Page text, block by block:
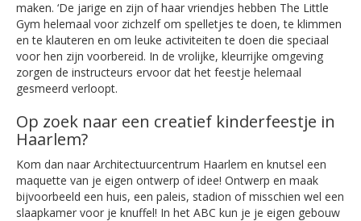
maken. ‘De jarige en zijn of haar vriendjes hebben The Little
Gym helemaal voor zichzelf om spelletjes te doen, te klimmen
en te klauteren en om leuke activiteiten te doen die speciaal
voor hen zijn voorbereid. In de vrolijke, kleurrijke omgeving
zorgen de instructeurs ervoor dat het feestje helemaal
gesmeerd verloopt.
Op zoek naar een creatief kinderfeestje in
Haarlem?
Kom dan naar Architectuurcentrum Haarlem en knutsel een
maquette van je eigen ontwerp of idee! Ontwerp en maak
bijvoorbeeld een huis, een paleis, stadion of misschien wel een
slaapkamer voor je knuffel! In het ABC kun je je eigen gebouw